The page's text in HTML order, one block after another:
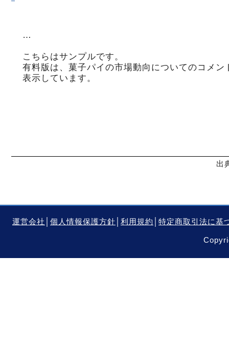
…
こちらはサンプルです。
有料版は、菓子パイの市場動向についてのコメン
表示しています。
出
運営会社 個人情報保護方針 利用規約 特定商取引法に基